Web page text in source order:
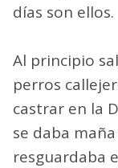
días son ellos.
Al principio
perros
castrar en la
se daba
resguardaba